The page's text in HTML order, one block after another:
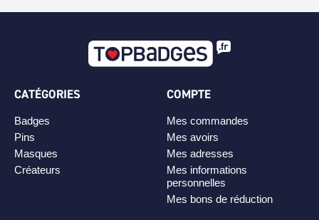
CATÉGORIES
Badges
Pins
Masques
Créateurs
COMPTE
Mes commandes
Mes avoirs
Mes adresses
Mes informations
personnelles
Mes bons de réduction